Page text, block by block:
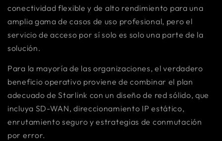
conectividad flexible y de alto rendimiento para una
amplia gama de casos de uso profesional, pero el
servicio de acceso por sí solo es solo una parte de la
solución.
Para la mayoría de las organizaciones, el verdadero
beneficio operativo proviene de combinar el plan
adecuado de Starlink con un diseño de red sólido, que
incluya SD-WAN, direccionamiento IP estático,
enrutamiento seguro y estrategias de conmutación
por error.